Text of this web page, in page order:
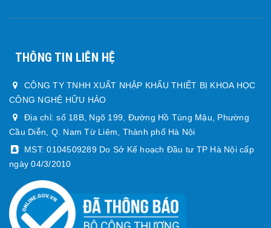
THÔNG TIN LIÊN HỆ
CÔNG TY TNHH XUẤT NHẬP KHẨU THIẾT BỊ KHOA HỌC
CÔNG NGHỆ HỮU HẢO
Địa chỉ: số 18B, Ngõ 199, Đường Hồ Tùng Mậu, Phường
Cầu Diễn, Q. Nam Từ Liêm, Thành phố Hà Nội
MST: 0104509289 Do Sở Kế hoạch Đầu tư TP Hà Nội cấp
ngày 04/3/2010